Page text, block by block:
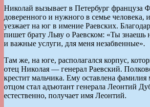
Николай вызывает в Петербург француза
доверенного и нужного в семье человека,
уезжает на юг в имение Раевских.
пишет брату Льву о Раевском: «Ты знаешь
и важные услуги, для меня незабвенные».
Там же, на юге, располагался корпус,
отец Николая — генерал Раевский.
крестит мальчика. Ему оставлена
отцом стал адъютант генерала Леонтий
естественно, получает имя Леонтий.